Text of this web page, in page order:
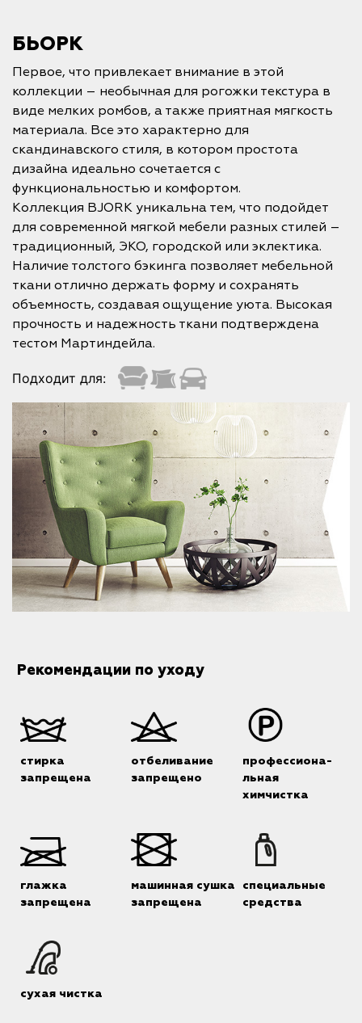
БЬОРК
Первое, что привлекает внимание в этой
коллекции – необычная для рогожки текстура в
виде мелких ромбов, а также приятная мягкость
материала. Все это характерно для
скандинавского стиля, в котором простота
дизайна идеально сочетается с
функциональностью и комфортом.
Коллекция BJORK уникальна тем, что подойдет
для современной мягкой мебели разных стилей –
традиционный, ЭКО, городской или эклектика.
Наличие толстого бэкинга позволяет мебельной
ткани отлично держать форму и сохранять
объемность, создавая ощущение уюта. Высокая
прочность и надежность ткани подтверждена
тестом Мартиндейла.
Подходит для:
Рекомендации по уходу
стирка
запрещена
отбеливание
запрещено
профессиона-
льная
химчистка
глажка
запрещена
машинная сушка
запрещена
специальные
средства
сухая чистка